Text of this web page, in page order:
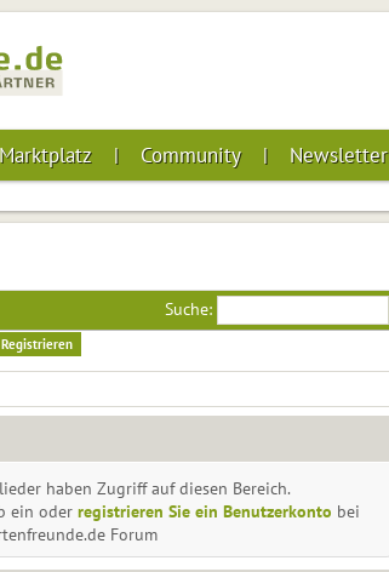
Marktplatz Community Newsletter
Suche:
Registrieren
haben Zugriff auf diesen Bereich.
ein oder registrieren Sie ein Benutzerkonto bei
Forum